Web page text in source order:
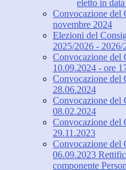
eletto in
Convocazione del
novembre 2024
Elezioni del
2025/2026 - 2026/
Convocazione del
10.09.2024 - ore
Convocazione del
28.06.2024
Convocazione del
08.02.2024
Convocazione del
29.11.2023
Convocazione del
06.09.2023
componente